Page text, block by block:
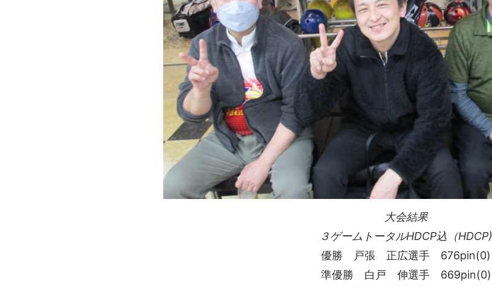
大会結果
３ゲームトータルHDCP込（HDCP)
優勝 戸張 正広選手 676pin(0)
準優勝 白戸 伸選手 669pin(0)